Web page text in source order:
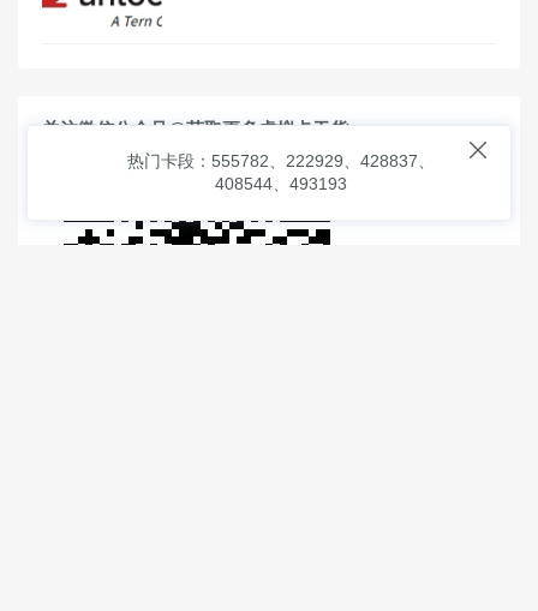
关注微信公众号@获取更多虚拟卡干货

热门卡段：555782、222929、428837、
408544、493193